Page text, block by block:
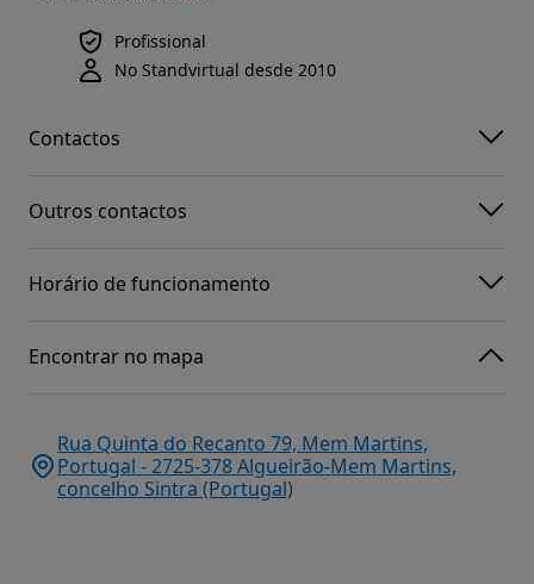
Profissional
No Standvirtual desde 2010
Contactos
Outros contactos
Horário de funcionamento
Encontrar no mapa
Rua Quinta do Recanto 79, Mem Martins,
Portugal - 2725-378 Algueirão-Mem Martins,
concelho Sintra (Portugal)